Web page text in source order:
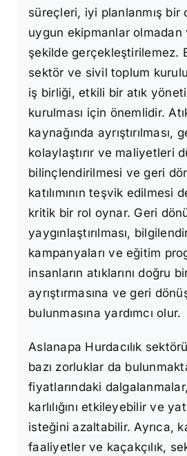
süreçleri, iyi planlanmış bir
uygun ekipmanlar olmadan
şekilde gerçekleştirilemez.
sektör ve sivil toplum
iş birliği, etkili bir atık
kurulması için önemlidir.
kaynağında ayrıştırılması,
kolaylaştırır ve maliyetleri
bilinçlendirilmesi ve geri
katılımının teşvik edilmesi
kritik bir rol oynar. Geri
yaygınlaştırılması,
kampanyaları ve eğitim
insanların atıklarını doğru
ayrıştırmasına ve geri
bulunmasına yardımcı olur.
Aslanapa Hurdacılık
bazı zorluklar da
fiyatlarındaki
karlılığını etkileyebilir ve
isteğini azaltabilir. Ayrıca,
faaliyetler ve kaçakçılık,